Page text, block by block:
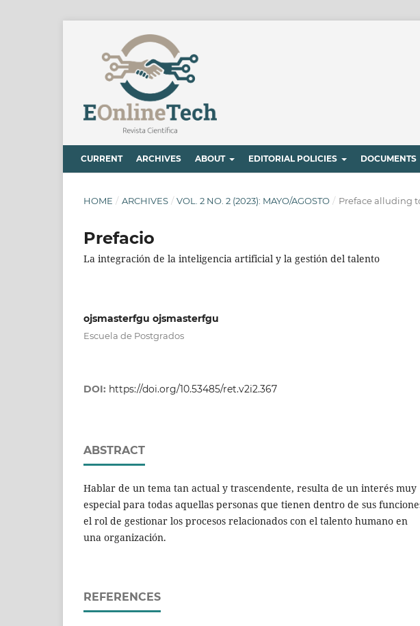
CURRENT ARCHIVES ABOUT EDITORIAL POLICIES DOCUMENTS
HOME / ARCHIVES / VOL. 2 NO. 2 (2023): MAYO/AGOSTO / Preface alluding
Prefacio
La integración de la inteligencia artificial y la gestión del talento
ojsmasterfgu ojsmasterfgu
Escuela de Postgrados
DOI: https://doi.org/10.53485/ret.v2i2.367
ABSTRACT
Hablar de un tema tan actual y trascendente, resulta de un interés muy
especial para todas aquellas personas que tienen dentro de sus
el rol de gestionar los procesos relacionados con el talento humano en
una organización.
REFERENCES